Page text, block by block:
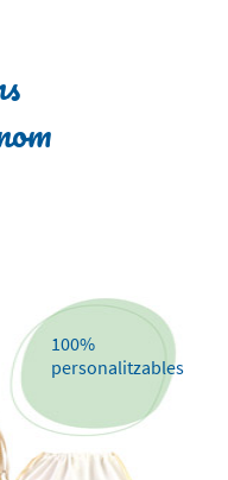
100%
personalitzables